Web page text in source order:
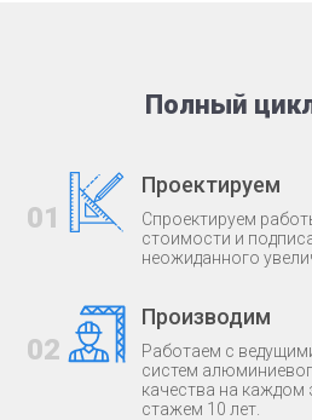
Полный
01
Проектируем
Спроектируем
стоимости и
неожиданного
02
Производим
Работаем с
систем
качества на каждом
стажем 10 лет.